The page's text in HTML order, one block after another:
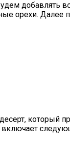
орехи.
который